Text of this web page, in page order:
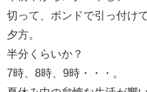
切って、ボンドで引っ付け
夕方。
半分くらいか？
7時、8時、9時・・・。